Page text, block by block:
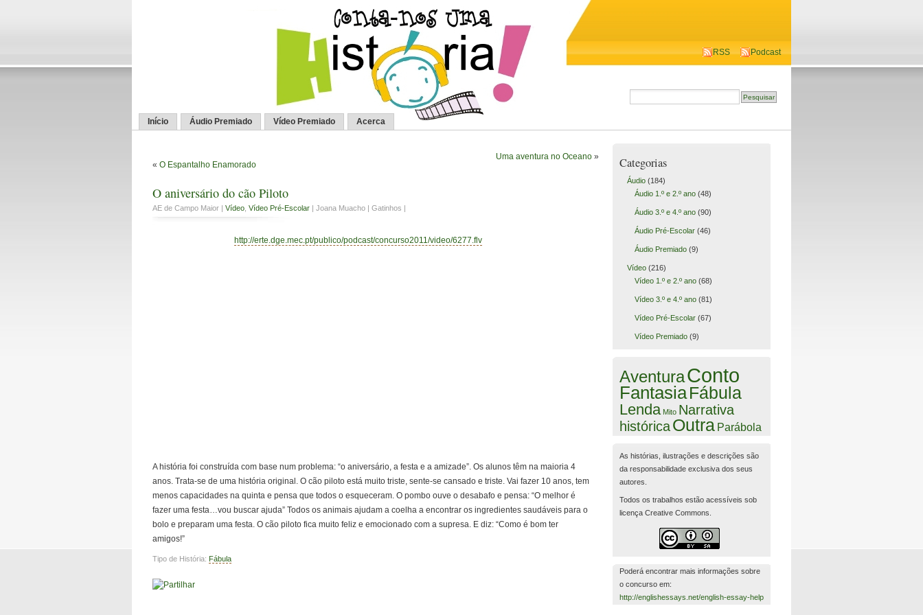
RSS Podcast
Início Áudio Premiado Vídeo Premiado Acerca
« O Espantalho Enamorado
Uma aventura no Oceano »
O aniversário do cão Piloto
AE de Campo Maior | Vídeo Vídeo Pré-Escolar | Joana Muacho | Gatinhos |
http://erte.dge.mec.pt/publico/podcast/concurso2011/video/6277.flv
A história foi construída com base num problema: “o aniversário, a festa e a amizade”. Os alunos têm na maioria 4
anos. Trata-se de uma história original. O cão piloto está muito triste, sente-se cansado e triste. Vai fazer 10 anos, tem
menos capacidades na quinta e pensa que todos o esqueceram. O pombo ouve o desabafo e pensa: “O melhor é
fazer uma festa…vou buscar ajuda” Todos os animais ajudam a coelha a encontrar os ingredientes saudáveis para o
bolo e preparam uma festa. O cão piloto fica muito feliz e emocionado com a supresa. E diz: “Como é bom ter
amigos!”
Tipo de História: Fábula
Categorias
Áudio(184)
Áudio 1.º e 2.º ano(48)
Áudio 3.º e 4.º ano(90)
Áudio Pré-Escolar(46)
Áudio Premiado(9)
Vídeo(216)
Vídeo 1.º e 2.º ano(68)
Vídeo 3.º e 4.º ano(81)
Vídeo Pré-Escolar(67)
Vídeo Premiado(9)
AventuraConto
FantasiaFábula
Lenda Mito Narrativa
históricaOutra Parábola
As histórias, ilustrações e descrições são
da responsabilidade exclusiva dos seus
autores.
Todos os trabalhos estão acessíveis sob
licença Creative Commons.
Poderá encontrar mais informações sobre
o concurso em:
http://englishessays.net/english-essay-help